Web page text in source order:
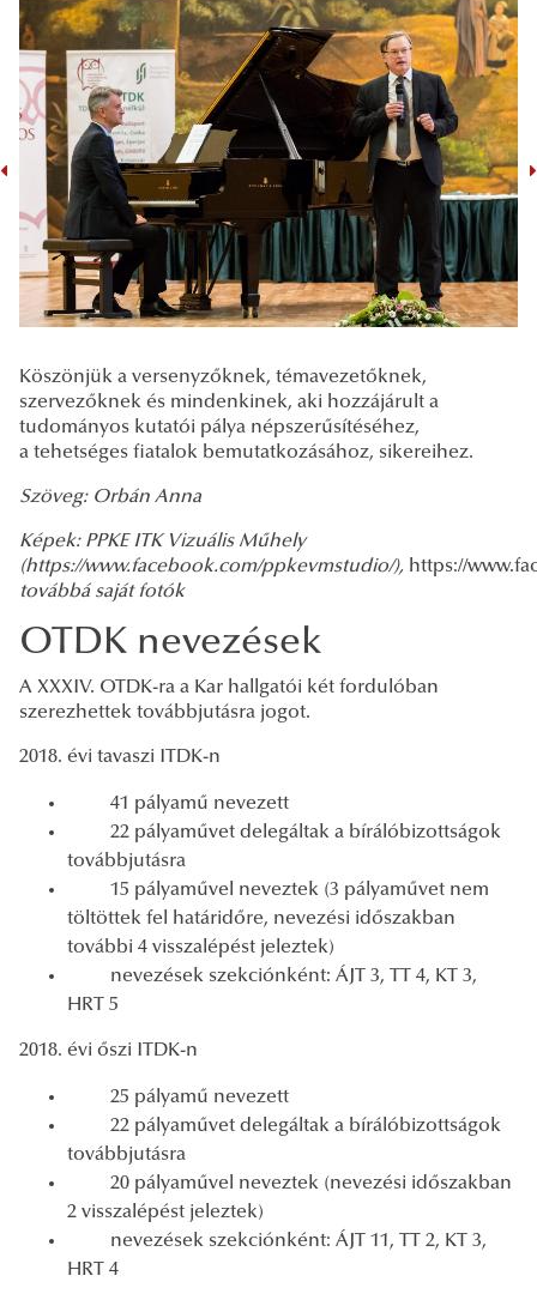
Köszönjük a versenyzőknek, témavezetőknek,
szervezőknek és mindenkinek, aki hozzájárult a
tudományos kutatói pálya népszerűsítéséhez,
a tehetséges fiatalok bemutatkozásához, sikereihez.
Szöveg: Orbán Anna
Képek: PPKE ITK Vizuális Műhely
(https://www.facebook.com/ppkevmstudio/), https://
továbbá saját fotók
OTDK nevezések
A XXXIV. OTDK-ra a Kar hallgatói két fordulóban
szerezhettek továbbjutásra jogot.
2018. évi tavaszi ITDK-n
41 pályamű nevezett
22 pályaművet delegáltak a bírálóbizottságok
továbbjutásra
15 pályaművel neveztek (3 pályaművet nem
töltöttek fel határidőre, nevezési időszakban
további 4 visszalépést jeleztek)
nevezések szekciónként: ÁJT 3, TT 4, KT 3,
HRT 5
2018. évi őszi ITDK-n
25 pályamű nevezett
22 pályaművet delegáltak a bírálóbizottságok
továbbjutásra
20 pályaművel neveztek (nevezési időszakban
2 visszalépést jeleztek)
nevezések szekciónként: ÁJT 11, TT 2, KT 3,
HRT 4